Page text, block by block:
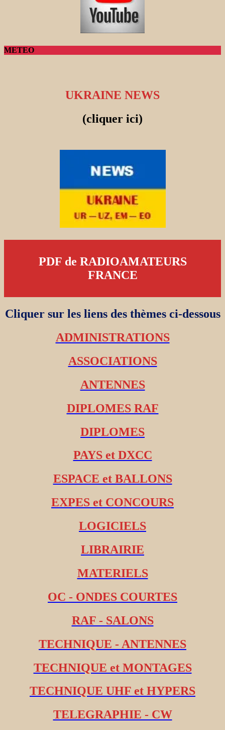
METEO
UKRAINE NEWS
(cliquer ici)
PDF de RADIOAMATEURS
FRANCE
Cliquer sur les liens des thèmes ci-dessous
ADMINISTRATIONS
ASSOCIATIONS
ANTENNES
DIPLOMES RAF
DIPLOMES
PAYS et DXCC
ESPACE et BALLONS
EXPES et CONCOURS
LOGICIELS
LIBRAIRIE
MATERIELS
OC - ONDES COURTES
RAF - SALONS
TECHNIQUE - ANTENNES
TECHNIQUE et MONTAGES
TECHNIQUE UHF et HYPERS
TELEGRAPHIE - CW